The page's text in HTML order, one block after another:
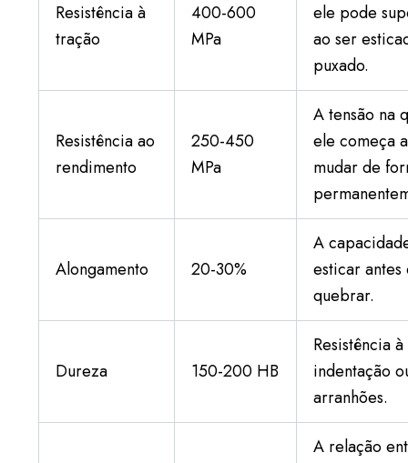
Resistência à
tração
400-600
MPa
ele pode
ao ser
puxado.
Resistência ao
rendimento
250-450
MPa
A tensão na
ele começa a
mudar de
Alongamento 20-30%
A
esticar antes
quebrar.
Dureza 150-200 HB
Resistência à
indentação
arranhões.
A relação